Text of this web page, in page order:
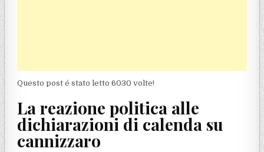
Questo post é stato letto 6030 volte!
La reazione politica alle
dichiarazioni di calenda su
cannizzaro